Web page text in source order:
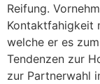
Reifung.
Kontaktfahigkeit
welche er es
Tendenzen zur
zur Partnerwahl